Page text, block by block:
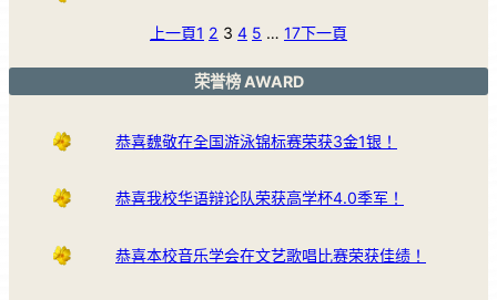
上一頁1 2 3 4 5 … 17下一頁
荣誉榜 AWARD
恭喜魏敬在全国游泳锦标赛荣获3金1银！
恭喜我校华语辩论队荣获高学杯4.0季军！
恭喜本校音乐学会在文艺歌唱比赛荣获佳绩！